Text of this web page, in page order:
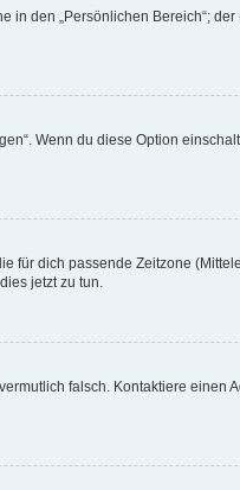
den „Persönlichen Bereich“;
Wenn du diese Option
für dich passende Zeitzone
jetzt zu tun.
falsch. Kontaktiere einen